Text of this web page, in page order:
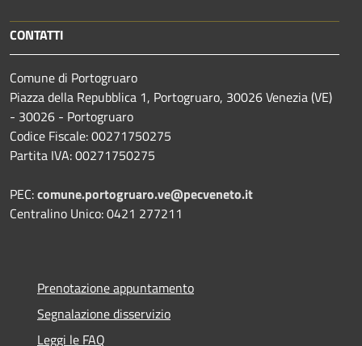
CONTATTI
Comune di Portogruaro
Piazza della Repubblica 1, Portogruaro, 30026 Venezia (VE)
- 30026 - Portogruaro
Codice Fiscale: 00271750275
Partita IVA: 00271750275
PEC:comune.portogruaro.ve@pecveneto.it
Centralino Unico: 0421 277211
Prenotazione appuntamento
Segnalazione disservizio
Leggi le FAQ